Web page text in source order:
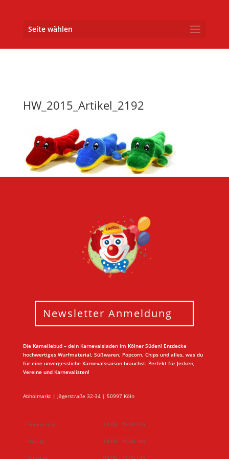
Seite wählen
HW_2015_Artikel_2192
Newsletter Anmeldung
Die Kamellebud – dein Karnevalsladen im Kölner Süden! Entdecke
hochwertiges Wurfmaterial, Süßwaren, Popcorn, Chips und alles, was du
für eine unvergessliche Karnevalssaison brauchst. Perfekt für Jecken,
Vereine und Karnevalisten!
Abholmarkt | Jägerstraße 32-34 | 50997 Köln
Donnerstag 10.00 - 15.00 Uhr
Freitag 10.00 - 15.00 Uhr